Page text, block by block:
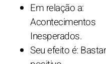
Em relação a:
Acontecimentos
Inesperados.
Seu efeito é: